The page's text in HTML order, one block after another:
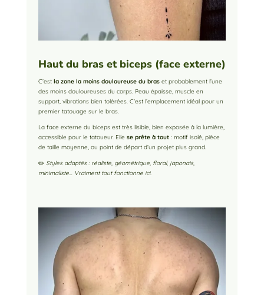
Haut du bras et biceps (face externe)
C’est la zone la moins douloureuse du braset probablement l’une
des moins douloureuses du corps. Peau épaisse, muscle en
support, vibrations bien tolérées. C’est l’emplacement idéal pour un
premier tatouage sur le bras.
La face externe du biceps est très lisible, bien exposée à la lumière,
accessible pour le tatoueur. Elle se prête à tout: motif isolé, pièce
de taille moyenne, ou point de départ d’un projet plus grand.
✏️ Styles adaptés : réaliste, géométrique, floral, japonais,
minimaliste… Vraiment tout fonctionne ici.